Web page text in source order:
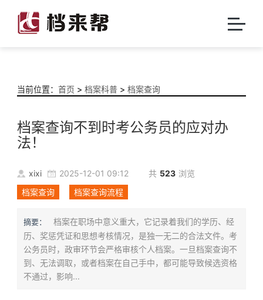
当前位置： 首页 > 档案科普> 档案查询
档案查询不到时考公务员的应对办
法！
xixi 2025-12-01 09:12 共 523 浏览
档案查询
档案查询流程
摘要：
档案在职场中意义重大，它记录着我们的学历、经
历、奖惩凭证和思想考核情况，是独一无二的合法文件。考
公务员时，政审环节会严格审核个人档案。一旦档案查询不
到、无法调取，或者档案在自己手中，都可能导致候选资格
不通过，影响...